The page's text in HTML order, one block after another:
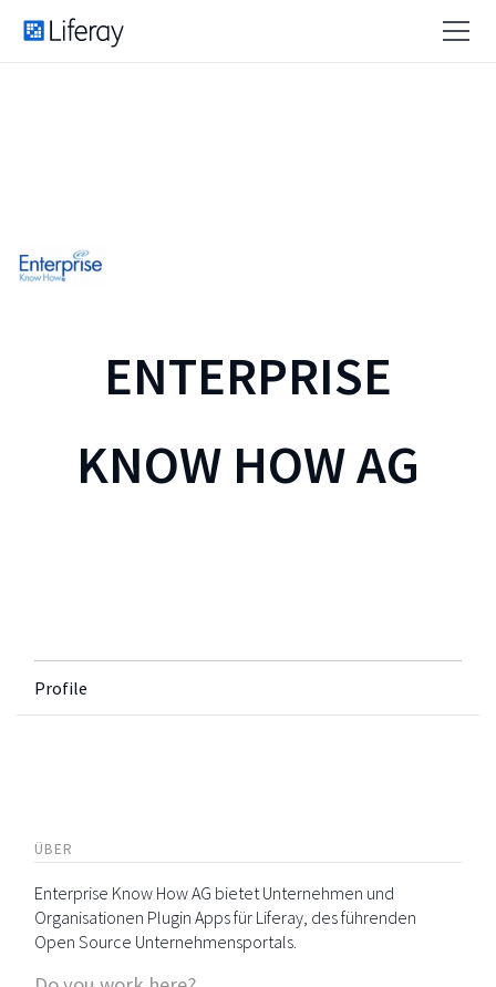
ENTERPRISE
KNOW HOW AG
Profile
ÜBER
Enterprise Know How AG bietet Unternehmen und
Organisationen Plugin Apps für Liferay, des führenden
Open Source Unternehmensportals.